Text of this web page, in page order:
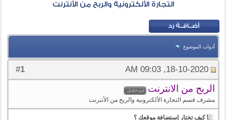
التجارة الألكترونية والربح من الأنترنت
أدوات الموضوع
#
1 18-10-2020, 09:03 AM
الربح من الانترنت
مشرف قسم التجارة الألكترونية والربح من الأنترنت
كيف تختار إستضافة موقعك ؟